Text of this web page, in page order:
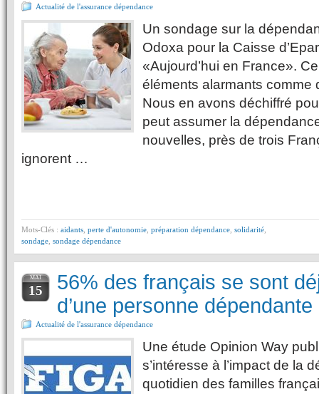
Actualité de l'assurance dépendance
Un sondage sur la
Odoxa pour la Caisse
«Aujourd’hui en France».
éléments alarmants comme
Nous en avons déchiffré
peut assumer la
nouvelles, près de trois
ignorent …
Mots-Clés : aidants perte d'autonomie préparation dépendance solidarité
sondage sondage dépendance
MAI
15
56% des français se sont
d’une personne dépendante
Actualité de l'assurance dépendance
Une étude Opinion Way
s’intéresse à l’impact de la
quotidien des familles